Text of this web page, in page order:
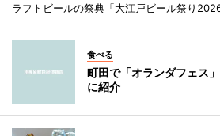
ラフトビールの祭典「大江戸ビール祭り
食べる
町田で「オランダフェス
に紹介